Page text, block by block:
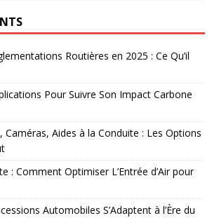
Routières en 2025 : Ce Qu’il
Pour Suivre Son Impact Carbone
Caméras, Aides à la Conduite : Les Options
: Comment Optimiser L’Entrée d’Air pour
Automobiles S’Adaptent à l’Ère du